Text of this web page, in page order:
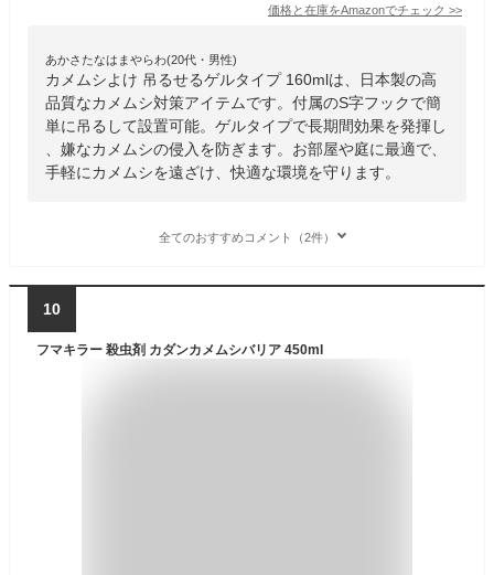
価格と在庫をAmazonでチェック >>
あかさたなはまやらわ(20代・男性)
カメムシよけ 吊るせるゲルタイプ 160mlは、日本製の高
品質なカメムシ対策アイテムです。付属のS字フックで簡
単に吊るして設置可能。ゲルタイプで長期間効果を発揮し
、嫌なカメムシの侵入を防ぎます。お部屋や庭に最適で、
手軽にカメムシを遠ざけ、快適な環境を守ります。
全てのおすすめコメント（2件）
10
フマキラー 殺虫剤 カダンカメムシバリア 450ml